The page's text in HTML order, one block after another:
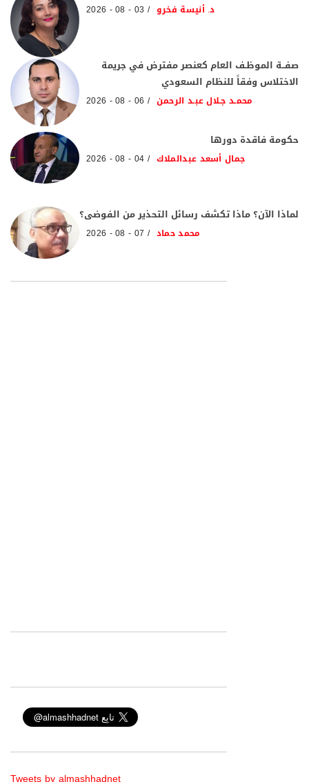
د. أنيسة فخرو 03 - 08 - 2026
صفــة الموظـف العام كعنصر مفترض في جريمة
الاختلاس وفقاً للنظام السعودي
محمـد جـلال عبـد الرحمن 06 - 08 - 2026
حكومة فاقدة دورها
جمال أسعد عبدالملاك 04 - 08 - 2026
لماذا الآن؟ ماذا تكشف رسائل التحذير من الفوضى؟
محمد حماد 07 - 08 - 2026